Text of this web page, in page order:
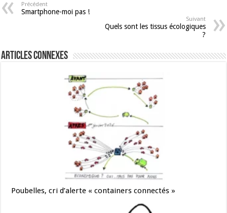
Précédent
Smartphone-moi pas !
Suivant
Quels sont les tissus écologiques
?
Articles connexes
Poubelles, cri d’alerte « containers connectés »